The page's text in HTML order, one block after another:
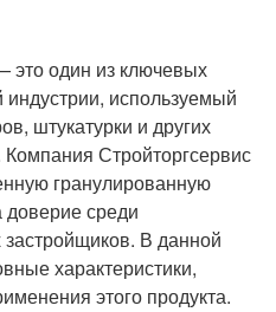
это один из ключевых
используемый
штукатурки и других
Стройторгсервис
гранулированную
доверие среди
В данной
характеристики,
этого продукта.